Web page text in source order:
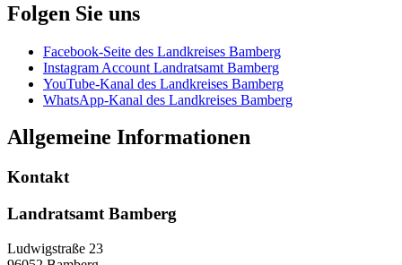
Folgen Sie uns
Facebook-Seite des Landkreises Bamberg
Instagram Account Landratsamt Bamberg
YouTube-Kanal des Landkreises Bamberg
WhatsApp-Kanal des Landkreises Bamberg
Allgemeine Informationen
Kontakt
Landratsamt Bamberg
Ludwigstraße 23